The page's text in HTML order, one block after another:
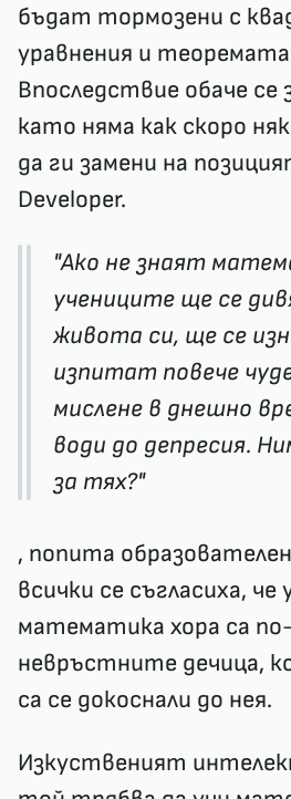
бъдат тормозени с
уравнения и теоремата
Впоследствие обаче се
като няма как скоро
да ги замени на
Developer.
"Ако не знаят
учениците ще се
живота си, ще се
изпитат повече
мислене в днешно
води до депресия.
за тях?"
, попита
всички се съгласиха, че
математика хора са
невръстните дечица,
са се докоснали до нея.
Изкуственият